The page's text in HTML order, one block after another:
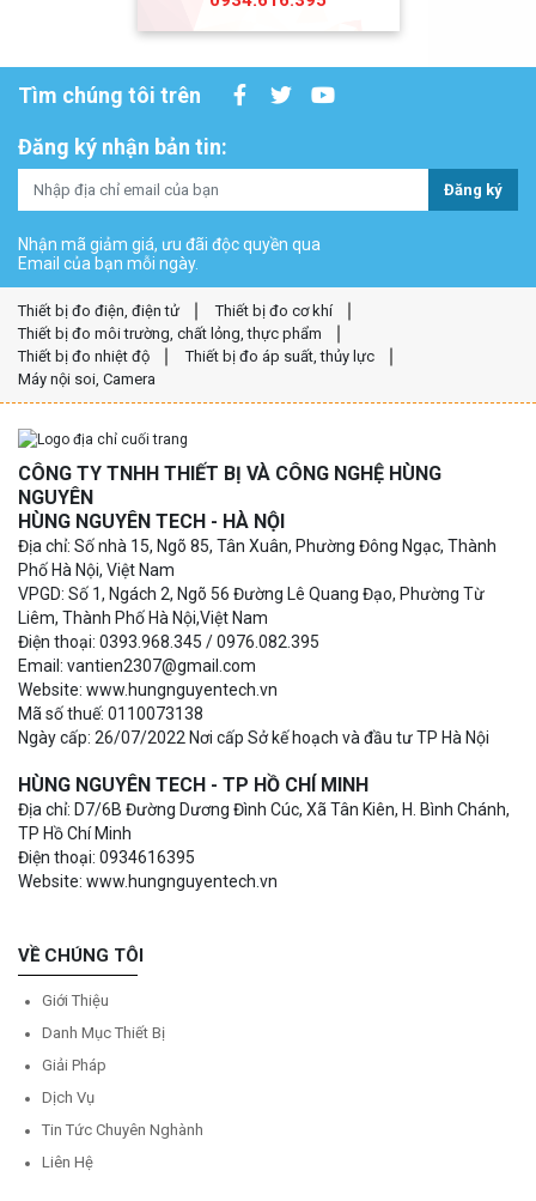
Tìm chúng tôi trên
Đăng ký nhận bản tin:
Đăng ký
Nhận mã giảm giá, ưu đãi độc quyền qua
Email của bạn mỗi ngày.
Thiết bị đo điện, điện tử
Thiết bị đo cơ khí
Thiết bị đo môi trường, chất lỏng, thực phẩm
Thiết bị đo nhiệt độ
Thiết bị đo áp suất, thủy lực
Máy nội soi, Camera
CÔNG TY TNHH THIẾT BỊ VÀ CÔNG NGHỆ HÙNG
NGUYÊN
HÙNG NGUYÊN TECH - HÀ NỘI
Địa chỉ: Số nhà 15, Ngõ 85, Tân Xuân, Phường Đông Ngạc, Thành
Phố Hà Nội, Việt Nam
VPGD: Số 1, Ngách 2, Ngõ 56 Đường Lê Quang Đạo, Phường Từ
Liêm, Thành Phố Hà Nội,Việt Nam
Điện thoại: 0393.968.345 / 0976.082.395
Email: vantien2307@gmail.com
Website: www.hungnguyentech.vn
Mã số thuế: 0110073138
Ngày cấp: 26/07/2022 Nơi cấp Sở kế hoạch và đầu tư TP Hà Nội
HÙNG NGUYÊN TECH - TP HỒ CHÍ MINH
Địa chỉ: D7/6B Đường Dương Đình Cúc, Xã Tân Kiên, H. Bình Chánh,
TP Hồ Chí Minh
Điện thoại: 0934616395
Website: www.hungnguyentech.vn
VỀ CHÚNG TÔI
Giới Thiệu
Danh Mục Thiết Bị
Giải Pháp
Dịch Vụ
Tin Tức Chuyên Nghành
Liên Hệ